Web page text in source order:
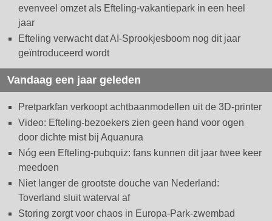
evenveel omzet als Efteling-vakantiepark in een heel
jaar
Efteling verwacht dat AI-Sprookjesboom nog dit jaar
geïntroduceerd wordt
Vandaag een jaar geleden
Pretparkfan verkoopt achtbaanmodellen uit de 3D-printer
Video: Efteling-bezoekers zien geen hand voor ogen
door dichte mist bij Aquanura
Nóg een Efteling-pubquiz: fans kunnen dit jaar twee keer
meedoen
Niet langer de grootste douche van Nederland:
Toverland sluit waterval af
Storing zorgt voor chaos in Europa-Park-zwembad